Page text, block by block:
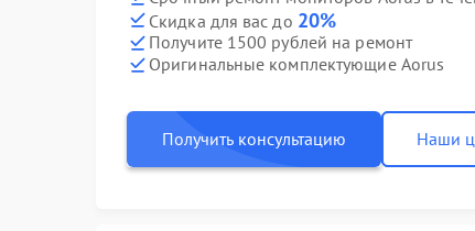
Скидка для вас до 20%
Получите 1500 рублей на ремонт
Оригинальные комплектующие Aorus
Получить консультацию Наши